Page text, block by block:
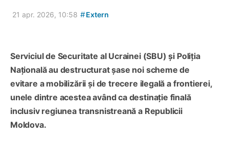
21 apr. 2026, 10:58 #Extern
Serviciul de Securitate al Ucrainei (SBU) și Poliția
Națională au destructurat șase noi scheme de
evitare a mobilizării și de trecere ilegală a frontierei,
unele dintre acestea având ca destinație finală
inclusiv regiunea transnistreană a Republicii
Moldova.